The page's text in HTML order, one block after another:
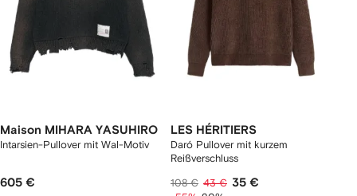
Maison MIHARA YASUHIRO
Intarsien-Pullover mit Wal-Motiv
605 €
LES HÉRITIERS
Daró Pullover mit kurzem
Reißverschluss
108 € 43 € 35 €